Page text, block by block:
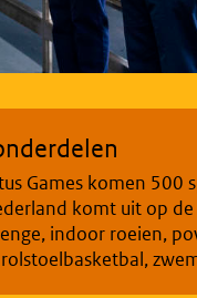
Games komen 500
komt uit op
indoor roeien,